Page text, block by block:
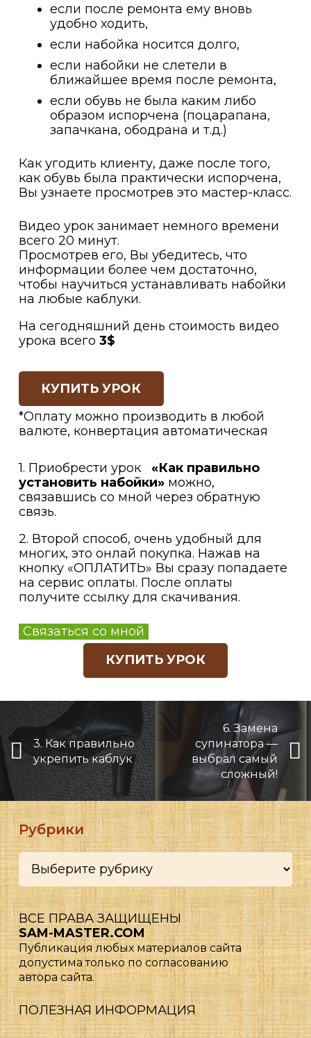
если после ремонта ему вновь
удобно ходить,
если набойка носится долго,
если набойки не слетели в
ближайшее время после ремонта,
если обувь не была каким либо
образом испорчена (поцарапана,
запачкана, ободрана и т.д.)
Как угодить клиенту, даже после того,
как обувь была практически испорчена,
Вы узнаете просмотрев это мастер-класс.
Видео урок занимает немного времени
всего 20 минут.
Просмотрев его, Вы убедитесь, что
информации более чем достаточно,
чтобы научиться устанавливать набойки
на любые каблуки.
На сегодняшний день стоимость видео
урока всего 3$
КУПИТЬ УРОК
*Оплату можно производить в любой
валюте, конвертация автоматическая
1. Приобрести урок
«Как правильно
установить набойки» можно,
связавшись со мной через обратную
связь.
2. Второй способ, очень удобный для
многих, это онлай покупка. Нажав на
кнопку «ОПЛАТИТЬ» Вы сразу попадаете
на сервис оплаты. После оплаты
получите ссылку для скачивания.
Связаться со мной
КУПИТЬ УРОК
3. Как правильно
укрепить каблук
6. Замена
супинатора —
выбрал самый
сложный!
Рубрики
Рубрики
ВСЕ ПРАВА ЗАЩИЩЕНЫ
SAM-MASTER.COM
Публикация любых материалов сайта
допустима только по согласованию
автора сайта.
ПОЛЕЗНАЯ ИНФОРМАЦИЯ